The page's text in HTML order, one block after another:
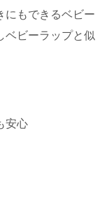
にもできるベビー
ベビーラップと似
安心